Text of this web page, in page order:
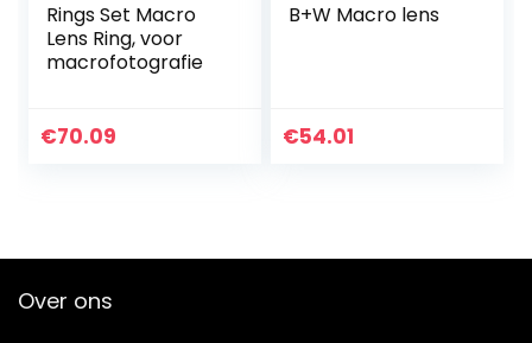
Rings Set Macro
Lens Ring, voor
macrofotografie
€70.09
B+W Macro lens
€54.01
Over ons